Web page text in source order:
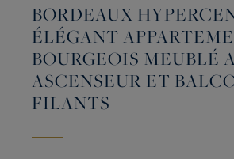
BORDEAUX
ÉLÉGANT
BOURGEOIS MEUBLÉ
ASCENSEUR ET
FILANTS